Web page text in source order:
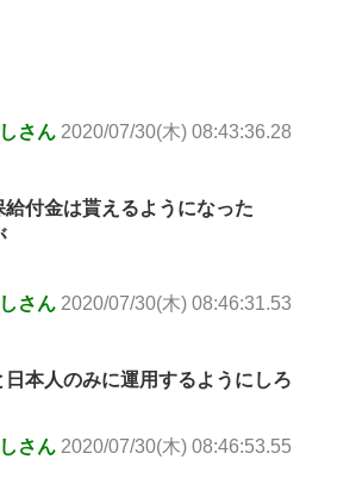
さん 2020/07/30(木) 08:43:36.28
給付金は貰えるようになった
さん 2020/07/30(木) 08:46:31.53
日本人のみに運用するようにしろ
さん 2020/07/30(木) 08:46:53.55